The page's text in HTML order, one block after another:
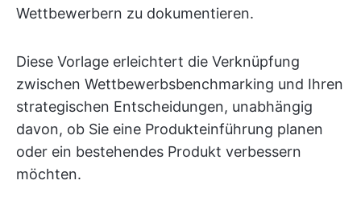
Wettbewerbern zu dokumentieren.
Diese Vorlage erleichtert die Verknüpfung
zwischen Wettbewerbsbenchmarking und Ihren
strategischen Entscheidungen, unabhängig
davon, ob Sie eine Produkteinführung planen
oder ein bestehendes Produkt verbessern
möchten.